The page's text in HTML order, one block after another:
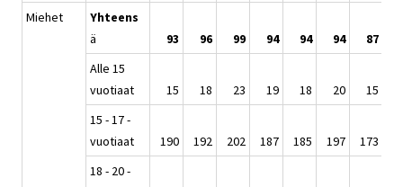
Miehet
Yhteens
ä
93 96 99 94 94 94 87
Alle 15
vuotiaat
15 18 23 19 18 20 15
15 - 17 -
vuotiaat
190 192 202 187 185 197 173
18 - 20 -